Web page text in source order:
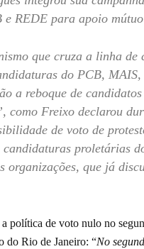
REDE para apoio
que cruza a linha de
do PCB, MAIS,
a reboque de
como Freixo declarou
de voto de
proletárias
que já
política de voto nulo no
do Rio de Janeiro: “No